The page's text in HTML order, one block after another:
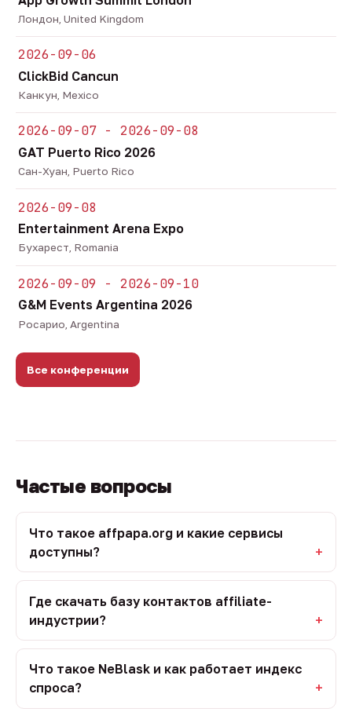
Лондон, United Kingdom
2026-09-06
ClickBid Cancun
Канкун, Mexico
2026-09-07 - 2026-09-08
GAT Puerto Rico 2026
Сан-Хуан, Puerto Rico
2026-09-08
Entertainment Arena Expo
Бухарест, Romania
2026-09-09 - 2026-09-10
G&M Events Argentina 2026
Росарио, Argentina
Все конференции
Частые вопросы
Что такое affpapa.org и какие сервисы
доступны?
Где скачать базу контактов affiliate-
индустрии?
Что такое NeBlask и как работает индекс
спроса?